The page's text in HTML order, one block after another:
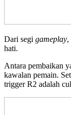
Dari segi gameplay,
hati.
Antara pembaikan
kawalan pemain.
trigger R2 adalah